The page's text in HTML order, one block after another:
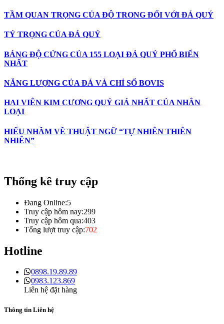
TẦM QUAN TRỌNG CỦA ĐỘ TRONG ĐỐI VỚI ĐÁ QUÝ
TỶ TRỌNG CỦA ĐÁ QUÝ
BẢNG ĐỘ CỨNG CỦA 155 LOẠI ĐÁ QUÝ PHỔ BIẾN
NHẤT
NĂNG LƯỢNG CỦA ĐÁ VÀ CHỈ SỐ BOVIS
HAI VIÊN KIM CƯƠNG QUÝ GIÁ NHẤT CỦA NHÂN
LOẠI
HIỂU NHẦM VỀ THUẬT NGỮ “TỰ NHIÊN THIÊN
NHIÊN”
Thống kê truy cập
Đang Online:5
Truy cập hôm nay:299
Truy cập hôm qua:403
Tổng lượt truy cập:702
Hotline
0898.19.89.89
0983.123.869
Liên hệ đặt hàng
Thông tin Liên hệ